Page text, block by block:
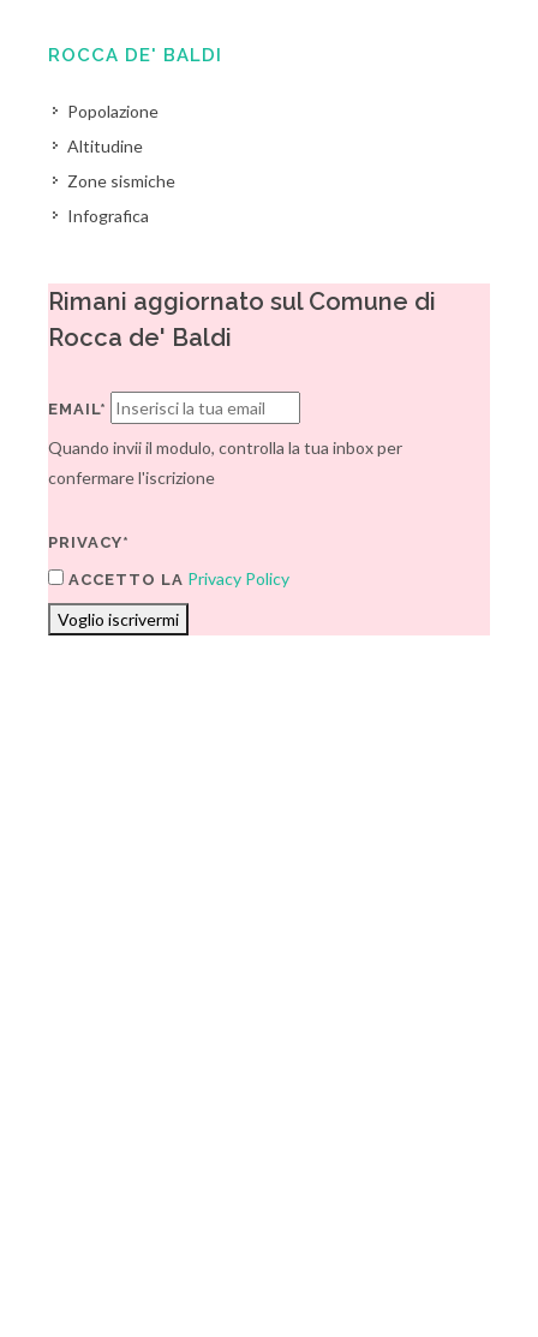
ROCCA DE' BALDI
Popolazione
Altitudine
Zone sismiche
Infografica
Rimani aggiornato sul Comune di
Rocca de' Baldi
EMAIL*
Quando invii il modulo, controlla la tua inbox per
confermare l'iscrizione
PRIVACY*
ACCETTO LA Privacy Policy
Voglio iscrivermi